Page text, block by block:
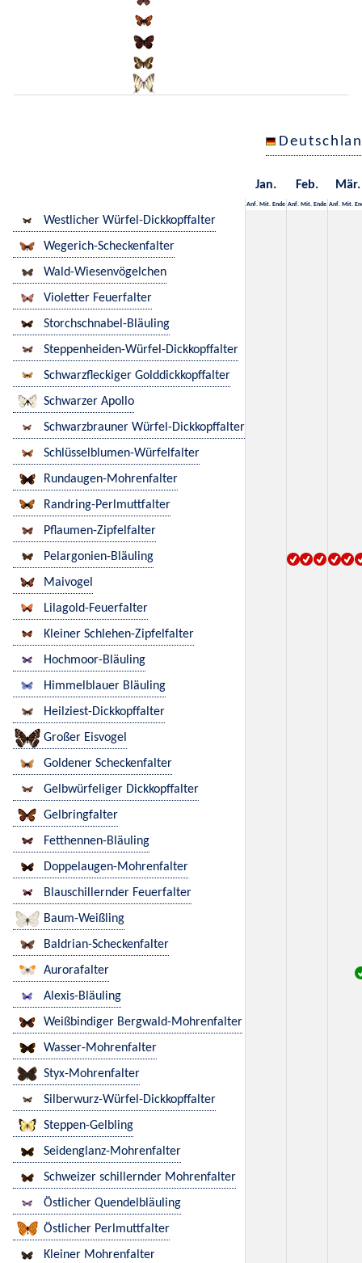
Jan. Feb. Mär.
Anf. Mit. Ende Anf. Mit. Ende Anf. Mit.
Westlicher Würfel-Dickkopffalter
Wegerich-Scheckenfalter
Wald-Wiesenvögelchen
Violetter Feuerfalter
Storchschnabel-Bläuling
Steppenheiden-Würfel-Dickkopffalter
Schwarzfleckiger Golddickkopffalter
Schwarzer Apollo
Schwarzbrauner Würfel-Dickkopffalter
Schlüsselblumen-Würfelfalter
Rundaugen-Mohrenfalter
Randring-Perlmuttfalter
Pflaumen-Zipfelfalter
Pelargonien-Bläuling
Maivogel
Lilagold-Feuerfalter
Kleiner Schlehen-Zipfelfalter
Hochmoor-Bläuling
Himmelblauer Bläuling
Heilziest-Dickkopffalter
Großer Eisvogel
Goldener Scheckenfalter
Gelbwürfeliger Dickkopffalter
Gelbringfalter
Fetthennen-Bläuling
Doppelaugen-Mohrenfalter
Blauschillernder Feuerfalter
Baum-Weißling
Baldrian-Scheckenfalter
Aurorafalter
Alexis-Bläuling
Weißbindiger Bergwald-Mohrenfalter
Wasser-Mohrenfalter
Styx-Mohrenfalter
Silberwurz-Würfel-Dickkopffalter
Steppen-Gelbling
Seidenglanz-Mohrenfalter
Schweizer schillernder Mohrenfalter
Östlicher Quendelbläuling
Östlicher Perlmuttfalter
Kleiner Mohrenfalter